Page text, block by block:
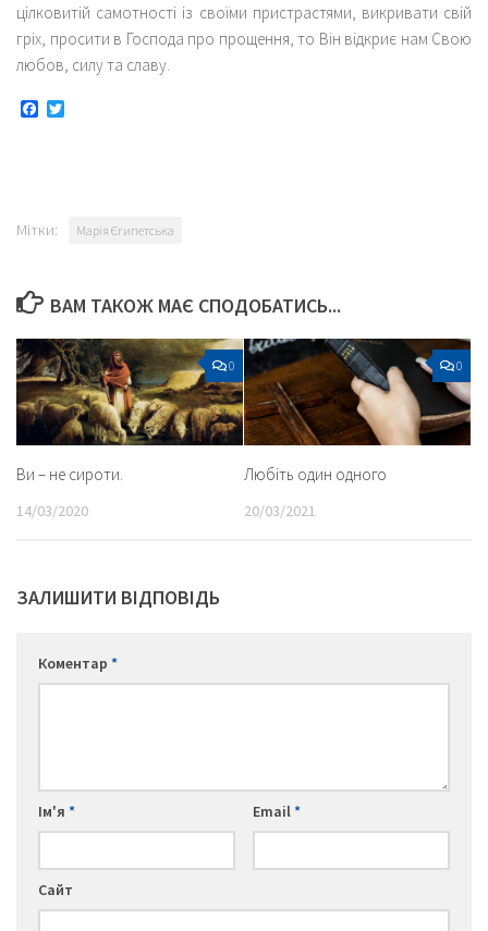
цілковитій самотності із своїми пристрастями, викривати свій
гріх, просити в Господа про прощення, то Він відкриє нам Свою
любов, силу та славу.
Facebook
Мітки: Марія Єгипетська
ВАМ ТАКОЖ МАЄ СПОДОБАТИСЬ...
0
Ви – не сироти.
14/03/2020
0
Любіть один одного
20/03/2021
ЗАЛИШИТИ ВІДПОВІДЬ
Коментар *
Ім'я * Email*
Сайт